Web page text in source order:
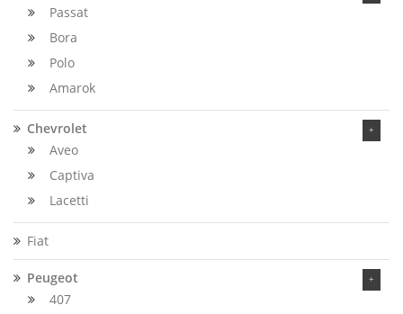
Passat
Bora
Polo
Amarok
Chevrolet
Aveo
Captiva
Lacetti
Fiat
Peugeot
407